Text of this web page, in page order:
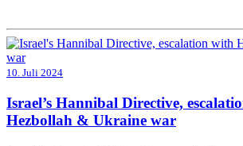
10. Juli 2024
Israel’s Hannibal Directive,
Hezbollah & Ukraine war